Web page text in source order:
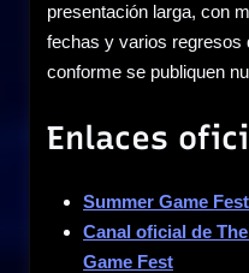
presentación larga, con
fechas y varios regresos
conforme se publiquen
Enlaces
Summer Game Fest
Canal oficial de
Game Fest